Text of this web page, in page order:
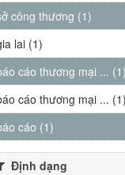
công thương (1)
lai (1)
cáo thương mại ... (1)
cáo thương mại ... (1)
cáo (1)
Định dạng